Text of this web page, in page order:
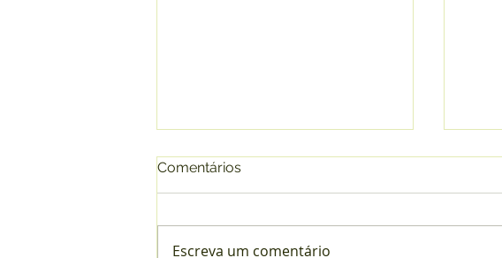
Comentários
Escreva um comentário